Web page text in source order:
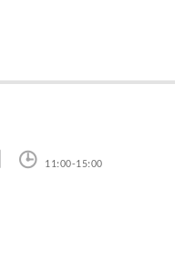
11:00-15:00